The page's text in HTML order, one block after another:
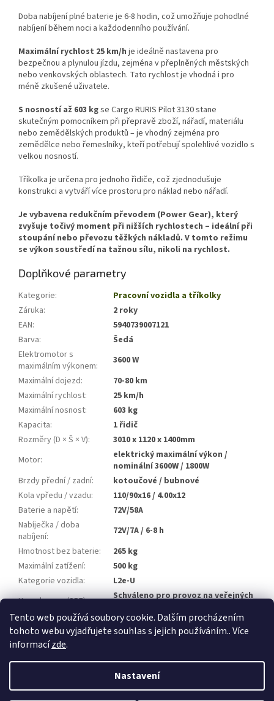
Tento web používá soubory cookie. Dalším procházením
tohoto webu vyjadřujete souhlas s jejich používáním.. Více
informacízde.
Nastavení
Doba nabíjení plné baterie je 6-8 hodin, což umožňuje pohodlné
nabíjení během noci a každodenního používání.
Maximální rychlost 25 km/h je ideálně nastavena pro
bezpečnou a plynulou jízdu, zejména v přeplněných městských
nebo venkovských oblastech. Tato rychlost je vhodná i pro
méně zkušené uživatele.
S nosností až 603 kgse Cargo RURIS Pilot 3130 stane
skutečným pomocníkem při přepravě zboží, nářadí, materiálu
nebo zemědělských produktů – je vhodný zejména pro
zemědělce nebo řemeslníky, kteří potřebují spolehlivé vozidlo s
velkou nosností.
Tříkolka je určena pro jednoho řidiče, což zjednodušuje
konstrukci a vytváří více prostoru pro náklad nebo nářadí.
Je vybavena redukčním převodem (Power Gear), který
zvyšuje točivý moment při nižších rychlostech – ideální při
stoupání nebo převozu těžkých nákladů. V tomto režimu
se výkon soustředí na tažnou sílu, nikoli na rychlost.
Doplňkové parametry
Kategorie:
Pracovní vozidla a tříkolky
Záruka:
2 roky
EAN:
5940739007121
Barva:
Šedá
Elektromotor s
maximálním výkonem:
3600 W
Maximální dojezd:
70-80 km
Maximální rychlost:
25 km/h
Maximální nosnost:
603 kg
Kapacita:
1 řidič
Rozměry (D × Š × V):
3010 x 1120 x 1400mm
Motor:
elektrický maximální výkon /
nominální 3600W / 1800W
Brzdy přední / zadní:
kotoučové / bubnové
Kola vpředu / vzadu:
110/90x16 / 4.00x12
Baterie a napětí:
72V/58A
Nabíječka / doba
nabíjení:
72V/7A / 6-8 h
Hmotnost bez baterie:
265 kg
Maximální zatížení:
500 kg
Kategorie vozidla:
L2e-U
Homologace (SPZ):
Schváleno pro provoz na veřejných